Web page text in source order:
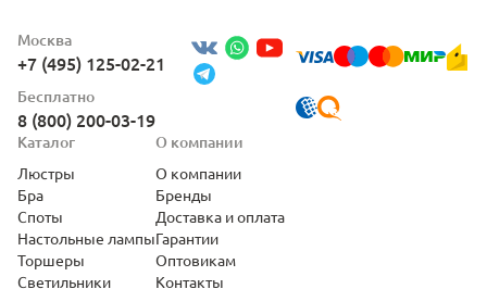
Москва
+7 (495) 125-02-21
Бесплатно
8 (800) 200-03-19
Каталог
Люстры
Бра
Споты
Настольные лампы
Торшеры
Светильники
О компании
О компании
Бренды
Доставка и оплата
Гарантии
Оптовикам
Контакты